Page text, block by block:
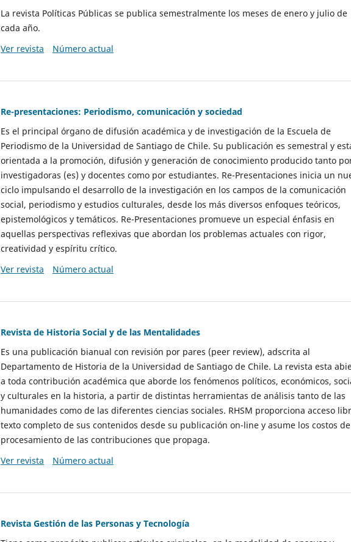
La revista Políticas Públicas se publica semestralmente los meses de enero y julio de
cada año.
Ver revista
Número actual
Re-presentaciones: Periodismo, comunicación y sociedad
Es el principal órgano de difusión académica y de investigación de la Escuela de
Periodismo de la Universidad de Santiago de Chile. Su publicación es semestral y
orientada a la promoción, difusión y generación de conocimiento producido tanto
investigadoras (es) y docentes como por estudiantes. Re-Presentaciones inicia un
ciclo impulsando el desarrollo de la investigación en los campos de la comunicación
social, periodismo y estudios culturales, desde los más diversos enfoques teóricos,
epistemológicos y temáticos. Re-Presentaciones promueve un especial énfasis en
aquellas perspectivas reflexivas que abordan los problemas actuales con rigor,
creatividad y espíritu crítico.
Ver revista
Número actual
Revista de Historia Social y de las Mentalidades
Es una publicación bianual con revisión por pares (peer review), adscrita al
Departamento de Historia de la Universidad de Santiago de Chile. La revista esta
a toda contribución académica que aborde los fenómenos políticos, económicos,
y culturales en la historia, a partir de distintas herramientas de análisis tanto de las
humanidades como de las diferentes ciencias sociales. RHSM proporciona acceso
texto completo de sus contenidos desde su publicación on-line y asume los costos de
procesamiento de las contribuciones que propaga.
Ver revista
Número actual
Revista Gestión de las Personas y Tecnología